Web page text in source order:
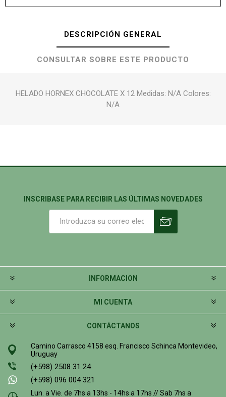
DESCRIPCIÓN GENERAL
CONSULTAR SOBRE ESTE PRODUCTO
HELADO HORNEX CHOCOLATE X 12 Medidas: N/A Colores:
N/A
INSCRIBASE PARA RECIBIR LAS ÚLTIMAS NOVEDADES
INFORMACION
MI CUENTA
CONTÁCTANOS
Camino Carrasco 4158 esq. Francisco Schinca Montevideo,
Uruguay
(+598) 2508 31 24
(+598) 096 004 321
Lun. a Vie. de 7hs a 13hs - 14hs a 17hs // Sab 7hs a